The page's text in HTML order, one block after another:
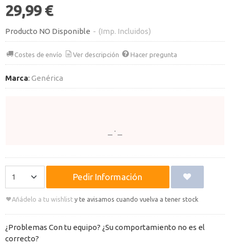
29,99 €
Producto NO Disponible - (Imp. Incluidos)
Costes de envío Ver descripción Hacer pregunta
Marca: Genérica
Pedir Información
Añádelo a tu wishlist y te avisamos cuando vuelva a tener stock
¿Problemas Con tu equipo? ¿Su comportamiento no es el
correcto?